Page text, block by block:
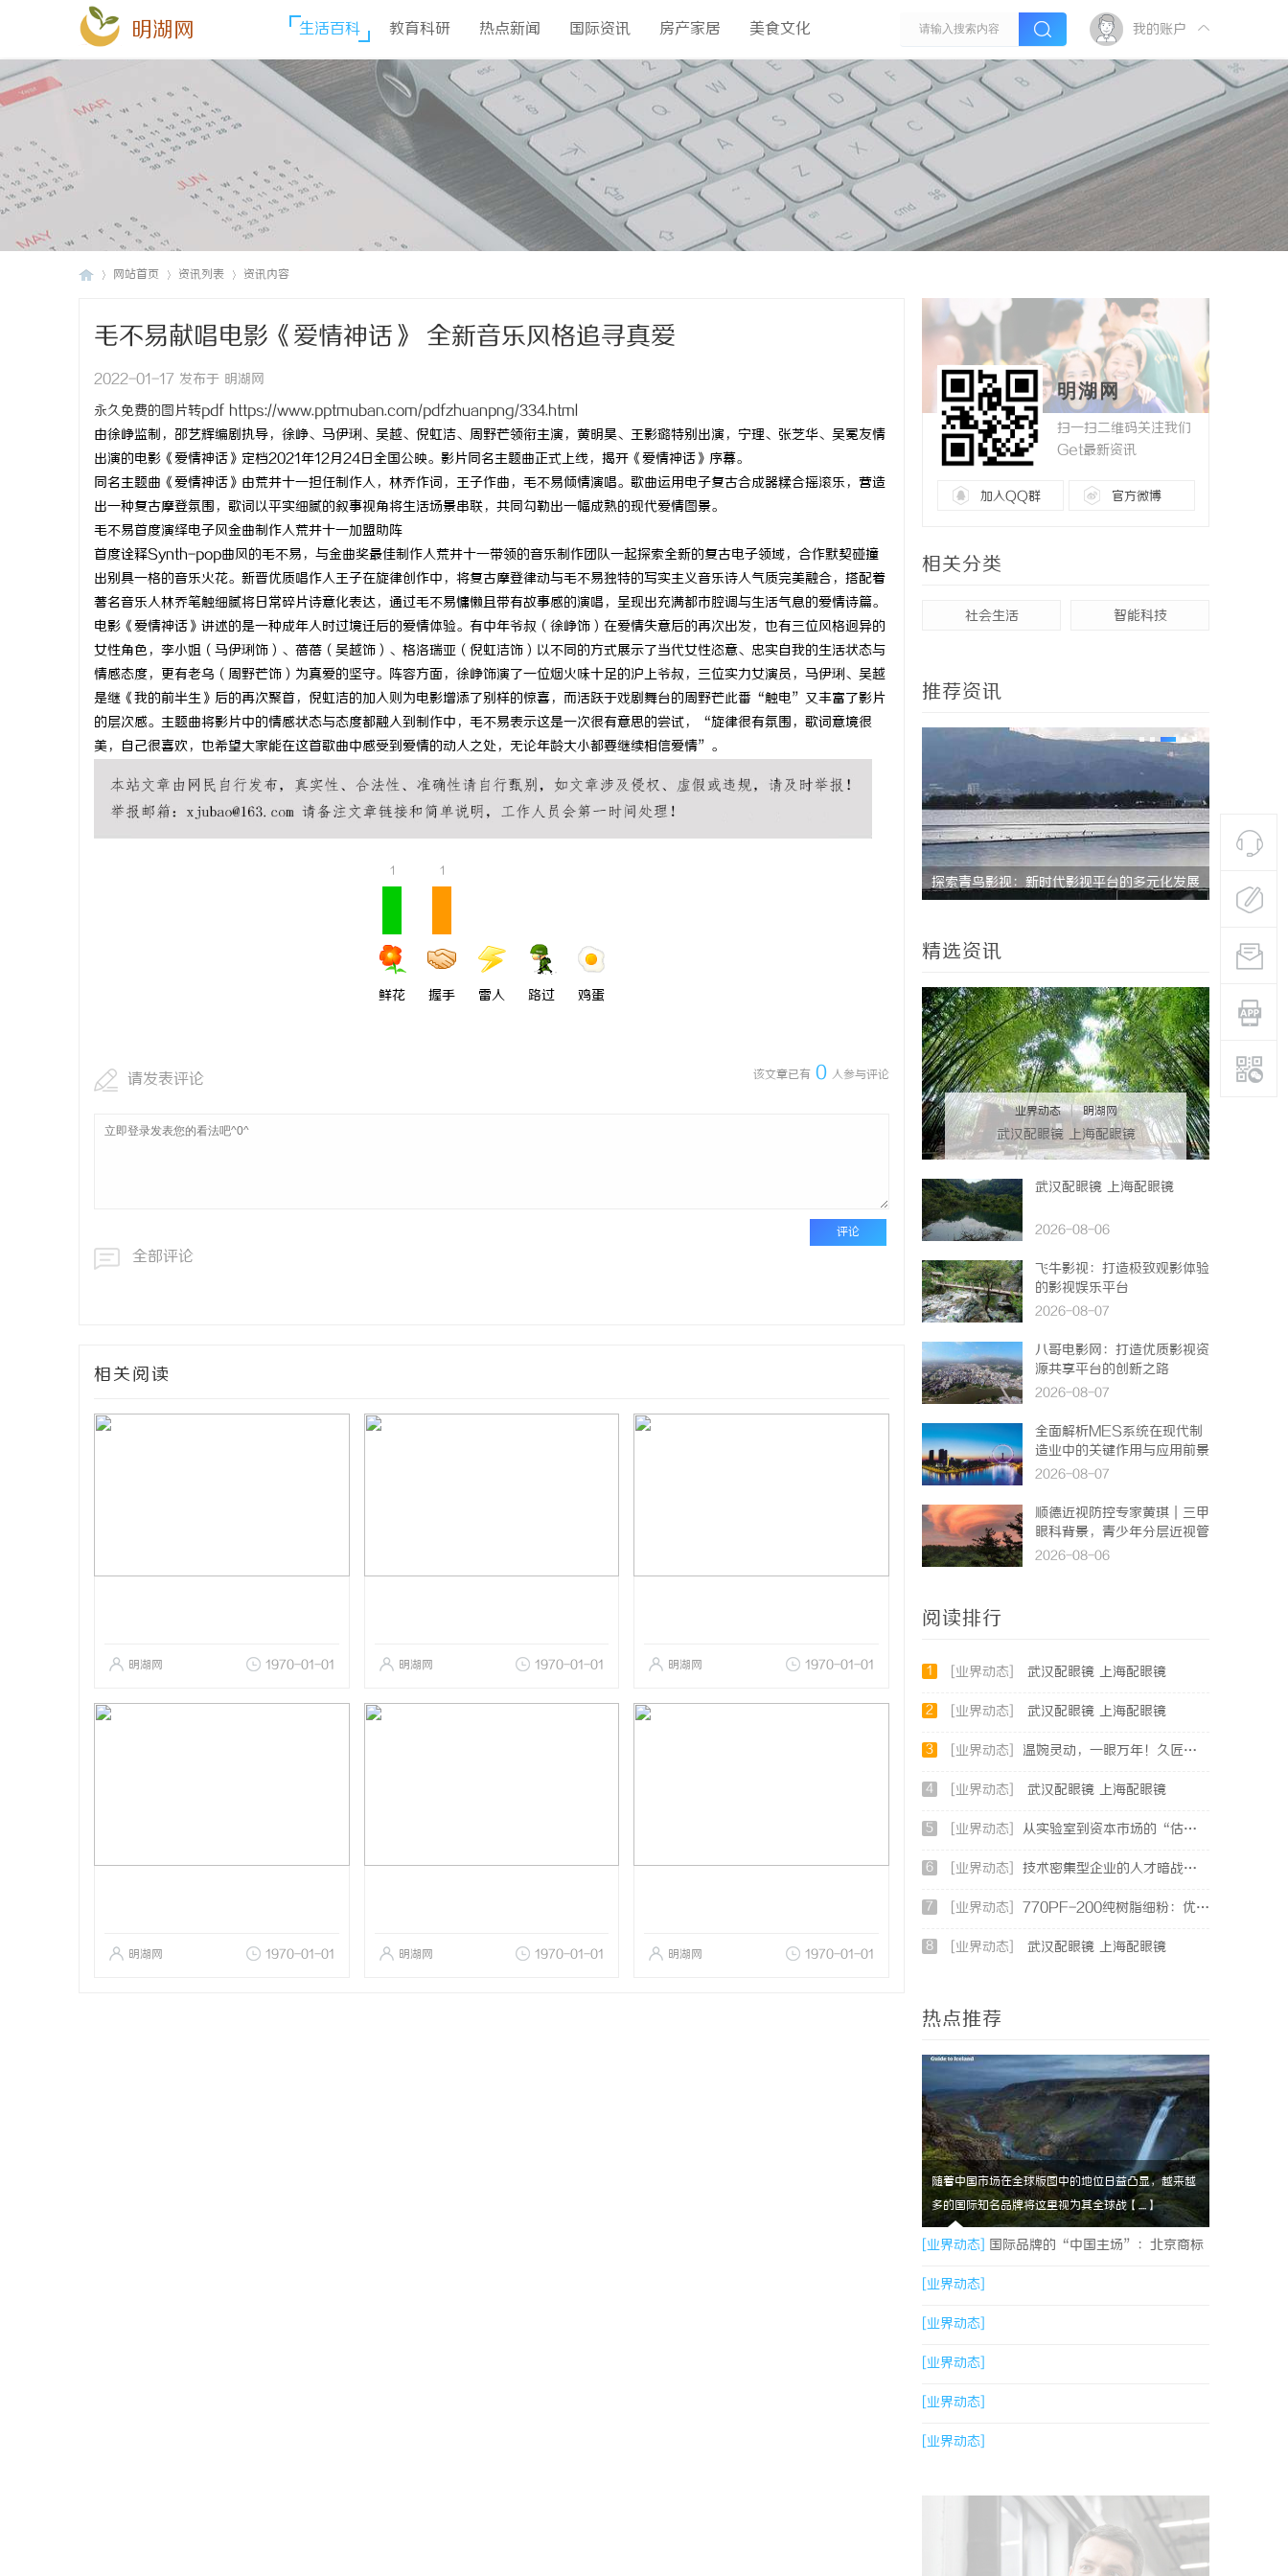
明湖网 生活百科 教育科研 热点新闻 国际资讯 房产家居 美食文化 我的账户
网站首页 资讯列表 资讯内容
毛不易献唱电影《爱情神话》 全新音乐风格追寻真爱
2022-01-17 发布于 明湖网
永久免费的图片转pdf https://www.pptmuban.com/pdfzhuanpng/334.html
由徐峥监制，邵艺辉编剧执导，徐峥、马伊琍、吴越、倪虹洁、周野芒领衔主演，黄明昊、王影璐特别出演，宁理、张芝华、吴冕友情
出演的电影《爱情神话》定档2021年12月24日全国公映。影片同名主题曲正式上线，揭开《爱情神话》序幕。
同名主题曲《爱情神话》由荒井十一担任制作人，林乔作词，王子作曲，毛不易倾情演唱。歌曲运用电子复古合成器糅合摇滚乐，营造
出一种复古摩登氛围，歌词以平实细腻的叙事视角将生活场景串联，共同勾勒出一幅成熟的现代爱情图景。
毛不易首度演绎电子风金曲制作人荒井十一加盟助阵
首度诠释Synth-pop曲风的毛不易，与金曲奖最佳制作人荒井十一带领的音乐制作团队一起探索全新的复古电子领域，合作默契碰撞
出别具一格的音乐火花。新晋优质唱作人王子在旋律创作中，将复古摩登律动与毛不易独特的写实主义音乐诗人气质完美融合，搭配着
著名音乐人林乔笔触细腻将日常碎片诗意化表达，通过毛不易慵懒且带有故事感的演唱，呈现出充满都市腔调与生活气息的爱情诗篇。
电影《爱情神话》讲述的是一种成年人时过境迁后的爱情体验。有中年爷叔（徐峥饰）在爱情失意后的再次出发，也有三位风格迥异的
女性角色，李小姐（马伊琍饰）、蓓蓓（吴越饰）、格洛瑞亚（倪虹洁饰）以不同的方式展示了当代女性恣意、忠实自我的生活状态与
情感态度，更有老乌（周野芒饰）为真爱的坚守。阵容方面，徐峥饰演了一位烟火味十足的沪上爷叔，三位实力女演员，马伊琍、吴越
是继《我的前半生》后的再次聚首，倪虹洁的加入则为电影增添了别样的惊喜，而活跃于戏剧舞台的周野芒此番“触电”又丰富了影片
的层次感。主题曲将影片中的情感状态与态度都融入到制作中，毛不易表示这是一次很有意思的尝试，“旋律很有氛围，歌词意境很
美，自己很喜欢，也希望大家能在这首歌曲中感受到爱情的动人之处，无论年龄大小都要继续相信爱情”。
1
鲜花
1
握手 雷人 路过 鸡蛋
该文章已有 0 人参与评论
请发表评论
评论
全部评论
相关阅读
明湖网 1970-01-01 明湖网 1970-01-01 明湖网 1970-01-01
明湖网 1970-01-01 明湖网 1970-01-01 明湖网 1970-01-01
明湖网
扫一扫二维码关注我们
Get最新资讯
加入QQ群 官方微博
相关分类
社会生活 智能科技
推荐资讯
红果影视：引领数字娱乐新时代的创新力量 探索青鸟影视：新时代影视平台的多元化发展 武汉配眼
精选资讯
业界动态 | 明湖网
武汉配眼镜 上海配眼镜
武汉配眼镜 上海配眼镜
2026-08-06
飞牛影视：打造极致观影体验
的影视娱乐平台
2026-08-07
八哥电影网：打造优质影视资
源共享平台的创新之路
2026-08-07
全面解析MES系统在现代制
造业中的关键作用与应用前景
2026-08-07
顺德近视防控专家黄琪｜三甲
眼科背景，青少年分层近视管
理医
2026-08-06
阅读排行
1 [业界动态] 武汉配眼镜 上海配眼镜
2 [业界动态] 武汉配眼镜 上海配眼镜
3 [业界动态] 温婉灵动，一眼万年！久匠量身定制的眉眼唇，才是你整张脸的点睛之笔！淡颜系女生的气质加分项
4 [业界动态] 武汉配眼镜 上海配眼镜
5 [业界动态] 从实验室到资本市场的“估值倍增器”：专利律师如何重塑硬科技企业的融资逻辑
6 [业界动态] 技术密集型企业的人才暗战：北京商业秘密律师如何守住“人带技术走”的底线
7 [业界动态] 770PF-200纯树脂细粉：优质材料的全貌与应用
8 [业界动态] 武汉配眼镜 上海配眼镜
热点推荐
随着中国市场在全球版图中的地位日益凸显，越来越
多的国际知名品牌将这里视为其全球战【....】
[业界动态] 国际品牌的“中国主场”：北京商标
律师在跨境维权中的战略支点
[业界动态]
[业界动态]
[业界动态]
[业界动态]
[业界动态]